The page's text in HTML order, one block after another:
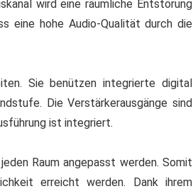
wird eine räumliche Entstörung
eine hohe Audio-Qualität durch die
Sie benützen integrierte digital
Die Verstärkerausgänge sind
ist integriert.
Raum angepasst werden. Somit
erreicht werden. Dank ihrem